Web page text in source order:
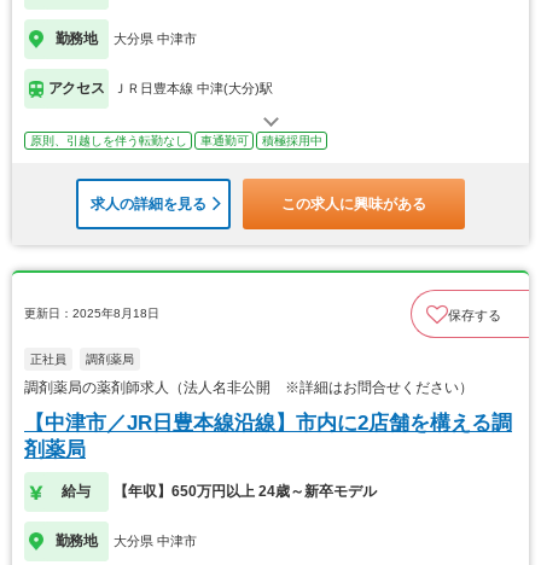
勤務地 大分県 中津市
アクセス ＪＲ日豊本線 中津(大分)駅
原則、引越しを伴う転勤なし 車通勤可 積極採用中
求人の詳細を見る この求人に興味がある
更新日：2025年8月18日 保存する
正社員 調剤薬局
調剤薬局の薬剤師求人（法人名非公開 ※詳細はお問合せください）
【中津市／JR日豊本線沿線】市内に2店舗を構える調
剤薬局
給与 【年収】650万円以上 24歳～新卒モデル
勤務地 大分県 中津市